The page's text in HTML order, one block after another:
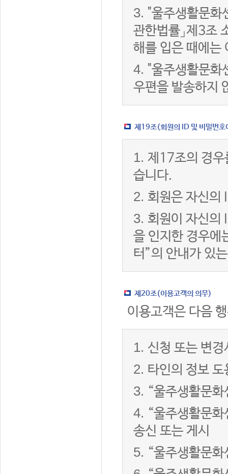
3. "울주생활문화
관한법률」제3조
해를 입은 때에는
4. "울주생활문화
우편을 발송하지
제19조(회원의 ID 및 비밀번호
1. 제17조의 경우
습니다.
2. 회원은 자신의
3. 회원이 자신의
을 인지한 경우에
터”의 안내가 있
제20조(이용고객의 의무)
이용고객은 다음
1. 신청 또는 변
2. 타인의 정보 도
3. “울주생활문
4. “울주생활문
송신 또는 게시
5. “울주생활문